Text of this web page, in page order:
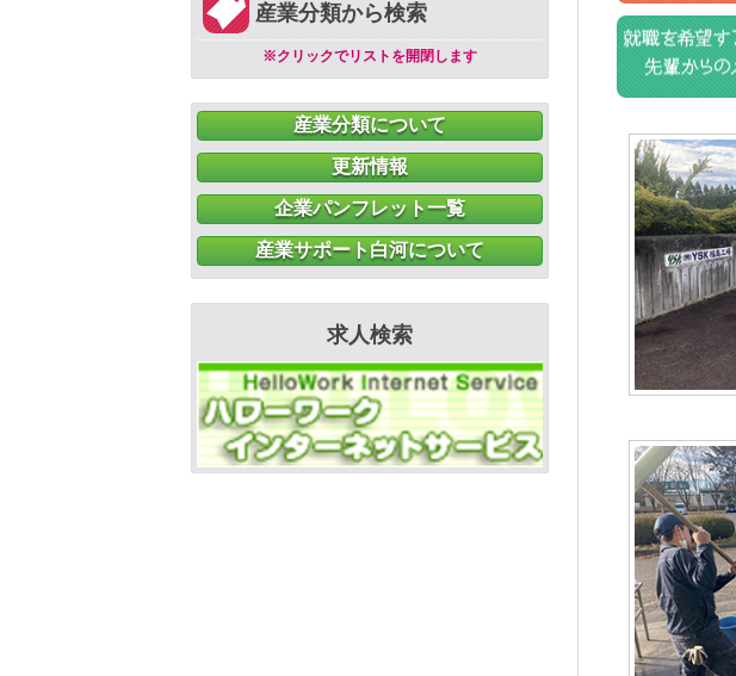
産業分類から検索
※クリックでリストを開閉します
産業分類について
更新情報
企業パンフレット一覧
産業サポート白河について
求人検索